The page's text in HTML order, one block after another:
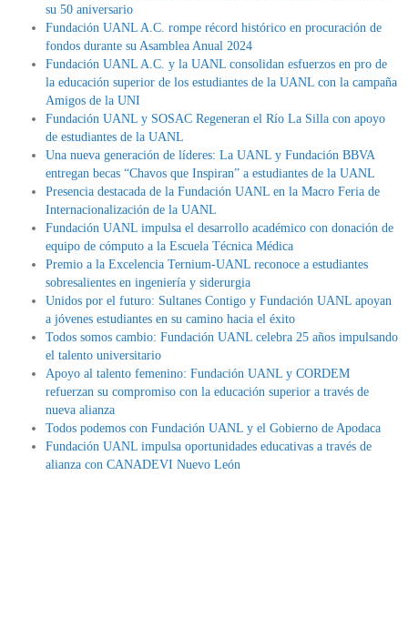
su 50 aniversario
Fundación UANL A.C. rompe récord histórico en procuración de
fondos durante su Asamblea Anual 2024
Fundación UANL A.C. y la UANL consolidan esfuerzos en pro de
la educación superior de los estudiantes de la UANL con la campaña
Amigos de la UNI
Fundación UANL y SOSAC Regeneran el Río La Silla con apoyo
de estudiantes de la UANL
Una nueva generación de líderes: La UANL y Fundación BBVA
entregan becas “Chavos que Inspiran” a estudiantes de la UANL
Presencia destacada de la Fundación UANL en la Macro Feria de
Internacionalización de la UANL
Fundación UANL impulsa el desarrollo académico con donación de
equipo de cómputo a la Escuela Técnica Médica
Premio a la Excelencia Ternium-UANL reconoce a estudiantes
sobresalientes en ingeniería y siderurgia
Unidos por el futuro: Sultanes Contigo y Fundación UANL apoyan
a jóvenes estudiantes en su camino hacia el éxito
Todos somos cambio: Fundación UANL celebra 25 años impulsando
el talento universitario
Apoyo al talento femenino: Fundación UANL y CORDEM
refuerzan su compromiso con la educación superior a través de
nueva alianza
Todos podemos con Fundación UANL y el Gobierno de Apodaca
Fundación UANL impulsa oportunidades educativas a través de
alianza con CANADEVI Nuevo León